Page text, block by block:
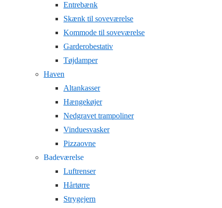
Entrebænk
Skænk til soveværelse
Kommode til soveværelse
Garderobestativ
Tøjdamper
Haven
Altankasser
Hængekøjer
Nedgravet trampoliner
Vinduesvasker
Pizzaovne
Badeværelse
Luftrenser
Hårtørre
Strygejern